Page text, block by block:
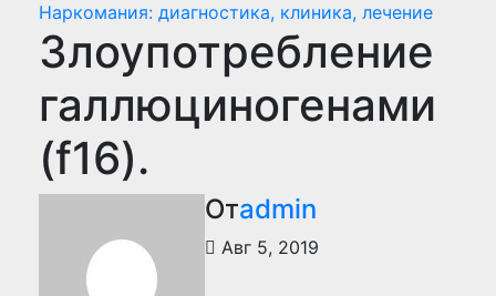
Наркомания: диагностика, клиника, лечение
Злоупотребление
галлюциногенами
(f16).
Отadmin
Авг 5, 2019